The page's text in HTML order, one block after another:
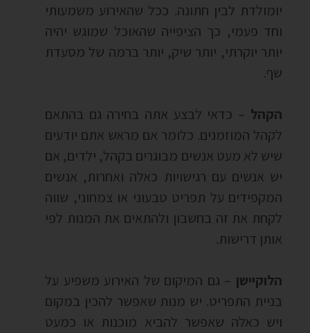
יומולדת לבין חתונה. ככל שהאירוע משמעותי
וחד פעמי, כך הציפייה שהאוכל שמוגש יהיה
יותר יוקרתי, יותר שיק, יותר ברמה של מסעדת
שף.
הקהל – כדאי לבצע אתה בחירה גם בהתאם
לקהל המוזמנים. כלומר אם מראש אתם יודעים
שיש לא מעט אנשים מבוגרים בקהל, ילדים, אם
יש אנשים עם רגישויות כאלה ואחרות, אנשים
המקפידים על תפריט טבעוני או צמחוני, שווה
לקחת את זה בחשבון ולהתאים את המנות לפי
אותן דרישות.
הלוקיישן – גם המיקום של האירוע משפיע על
בניית התפריט. יש מנות שאפשר להכין במקום
ויש כאלה שאפשר להביא מוכנות או כמעט